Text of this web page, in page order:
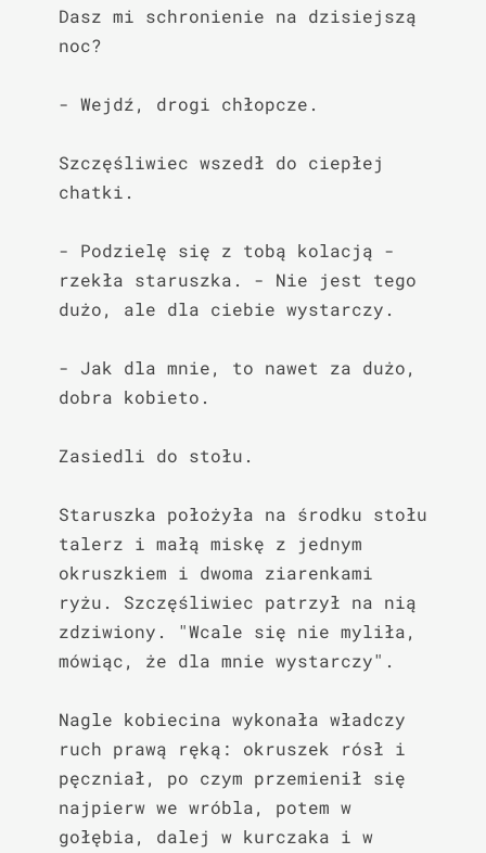
Dasz mi schronienie na dzisiejszą
noc?
- Wejdź, drogi chłopcze.
Szczęśliwiec wszedł do ciepłej
chatki.
- Podzielę się z tobą kolacją -
rzekła staruszka. - Nie jest tego
dużo, ale dla ciebie wystarczy.
- Jak dla mnie, to nawet za dużo,
dobra kobieto.
Zasiedli do stołu.
Staruszka położyła na środku stołu
talerz i małą miskę z jednym
okruszkiem i dwoma ziarenkami
ryżu. Szczęśliwiec patrzył na nią
zdziwiony. "Wcale się nie myliła,
mówiąc, że dla mnie wystarczy".
Nagle kobiecina wykonała władczy
ruch prawą ręką: okruszek rósł i
pęczniał, po czym przemienił się
najpierw we wróbla, potem w
gołębia, dalej w kurczaka i w